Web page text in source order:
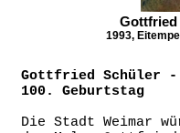
Gottfried
1993,
Gottfried Schüler -
100. Geburtstag
Die Stadt Weimar